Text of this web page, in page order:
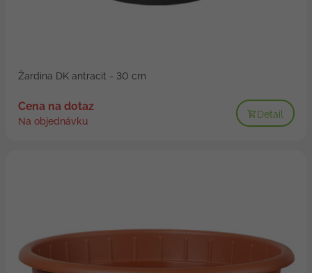
Žardina DK antracit - 30 cm
Cena na dotaz
Na objednávku
Detail